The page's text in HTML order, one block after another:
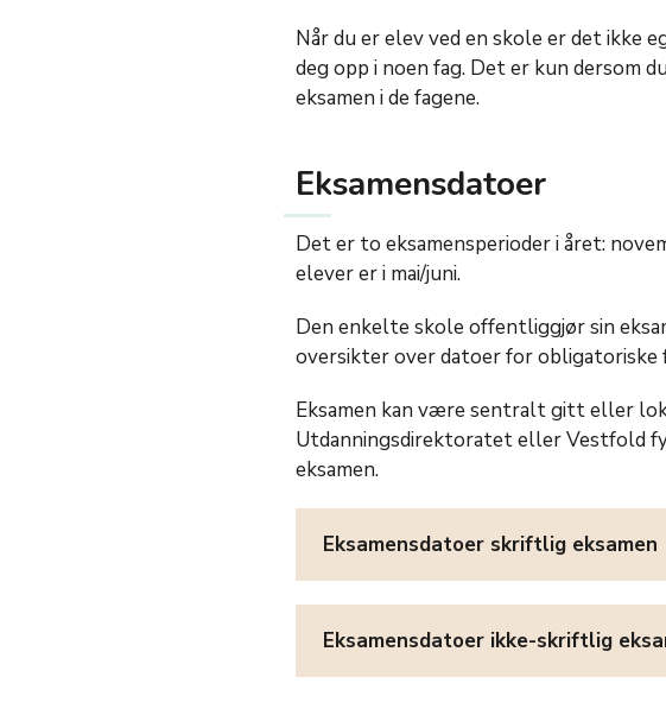
Når du er elev ved en skole er det ikke
deg opp i noen fag. Det er kun dersom
eksamen i de fagene.
Eksamensdatoer
Det er to eksamensperioder i året:
elever er i mai/juni.
Den enkelte skole offentliggjør sin
oversikter over datoer for obligatoriske
Eksamen kan være sentralt gitt eller
Utdanningsdirektoratet eller Vestfold
eksamen.
Eksamensdatoer skriftlig eksamen
Eksamensdatoer ikke-skriftlig